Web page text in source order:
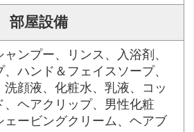
部屋設備
ンプー、リンス、入浴剤、
ハンド＆フェイスソープ、
顔液、化粧水、乳液、コッ
、ヘアクリップ、男性化粧
ェービングクリーム、ヘアブ